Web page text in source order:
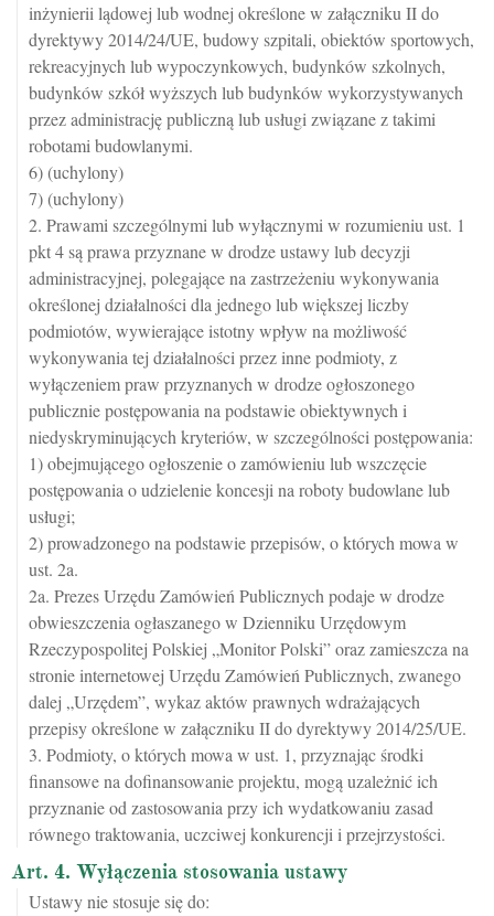
inżynierii lądowej lub wodnej określone w załączniku II do
dyrektywy 2014/24/UE, budowy szpitali, obiektów sportowych,
rekreacyjnych lub wypoczynkowych, budynków szkolnych,
budynków szkół wyższych lub budynków wykorzystywanych
przez administrację publiczną lub usługi związane z takimi
robotami budowlanymi.
6) (uchylony)
7) (uchylony)
2. Prawami szczególnymi lub wyłącznymi w rozumieniu ust. 1
pkt 4 są prawa przyznane w drodze ustawy lub decyzji
administracyjnej, polegające na zastrzeżeniu wykonywania
określonej działalności dla jednego lub większej liczby
podmiotów, wywierające istotny wpływ na możliwość
wykonywania tej działalności przez inne podmioty, z
wyłączeniem praw przyznanych w drodze ogłoszonego
publicznie postępowania na podstawie obiektywnych i
niedyskryminujących kryteriów, w szczególności postępowania:
1) obejmującego ogłoszenie o zamówieniu lub wszczęcie
postępowania o udzielenie koncesji na roboty budowlane lub
usługi;
2) prowadzonego na podstawie przepisów, o których mowa w
ust. 2a.
2a. Prezes Urzędu Zamówień Publicznych podaje w drodze
obwieszczenia ogłaszanego w Dzienniku Urzędowym
Rzeczypospolitej Polskiej „Monitor Polski” oraz zamieszcza na
stronie internetowej Urzędu Zamówień Publicznych, zwanego
dalej „Urzędem”, wykaz aktów prawnych wdrażających
przepisy określone w załączniku II do dyrektywy 2014/25/UE.
3. Podmioty, o których mowa w ust. 1, przyznając środki
finansowe na dofinansowanie projektu, mogą uzależnić ich
przyznanie od zastosowania przy ich wydatkowaniu zasad
równego traktowania, uczciwej konkurencji i przejrzystości.
Art. 4. Wyłączenia stosowania ustawy
Ustawy nie stosuje się do: